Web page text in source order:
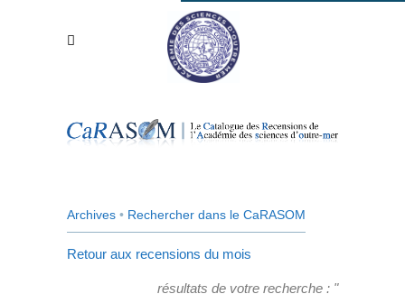
Archives • Rechercher dans le CaRASOM
Retour aux recensions du mois
résultats de votre recherche : "